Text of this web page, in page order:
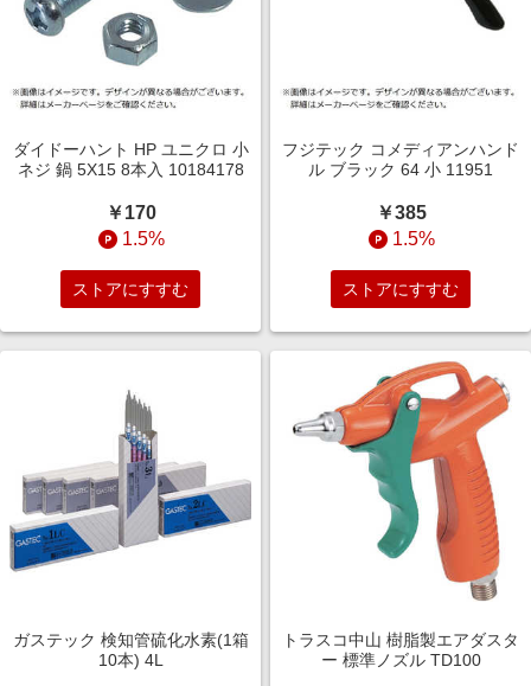
ダイドーハント HP ユニクロ 小
ネジ 鍋 5X15 8本入 10184178
￥170
1.5%
ストアにすすむ
フジテック コメディアンハンド
ル ブラック 64 小 11951
￥385
1.5%
ストアにすすむ
ガステック 検知管硫化水素(1箱
10本) 4L
トラスコ中山 樹脂製エアダスタ
ー 標準ノズル TD100